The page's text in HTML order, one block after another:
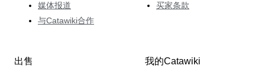
媒体报道
与Catawiki合作
买家条款
出售 我的Catawiki